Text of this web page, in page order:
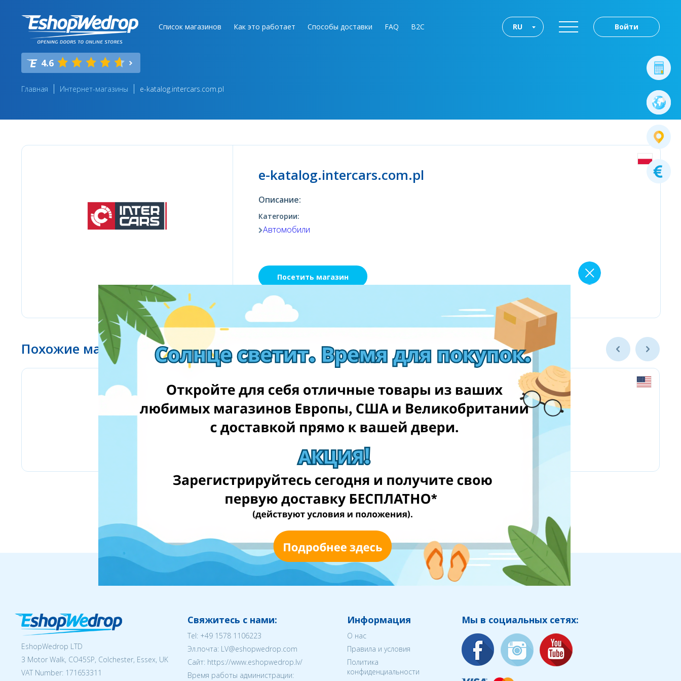
Список магазинов Как это работает Способы доставки FAQ B2C Войти
RU
4.6
Главная Интернет-магазины e-katalog.intercars.com.pl
e-katalog.intercars.com.pl
Описание:
Категории:
Автомобили
Посетить магазин
Похожие магазины
EshopWedrop LTD
3 Motor Walk, CO45SP, Colchester, Essex, UK
VAT Number: 171653311
Свяжитесь с нами:
Tel: +49 1578 1106223
Эл.почта: LV@eshopwedrop.com
Cайт: https://www.eshopwedrop.lv/
Время работы администрации:
Информация
О нас
Правила и условия
Политика
конфиденциальности
Мы в социальных сетях: